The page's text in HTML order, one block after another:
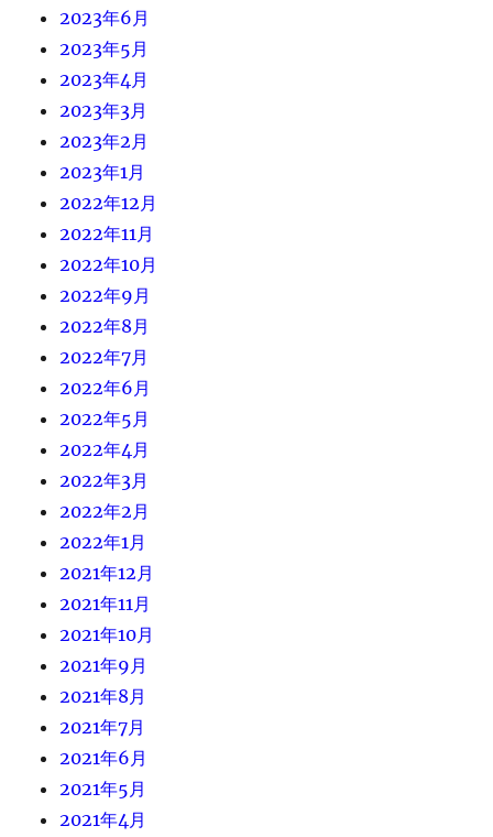
2023年6月
2023年5月
2023年4月
2023年3月
2023年2月
2023年1月
2022年12月
2022年11月
2022年10月
2022年9月
2022年8月
2022年7月
2022年6月
2022年5月
2022年4月
2022年3月
2022年2月
2022年1月
2021年12月
2021年11月
2021年10月
2021年9月
2021年8月
2021年7月
2021年6月
2021年5月
2021年4月